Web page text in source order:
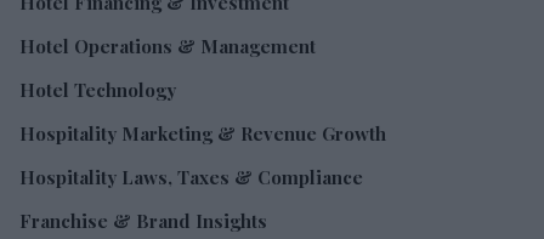
Hotel Operations & Management
Hotel Technology
Hospitality Marketing & Revenue Growth
Hospitality Laws, Taxes & Compliance
Franchise & Brand Insights